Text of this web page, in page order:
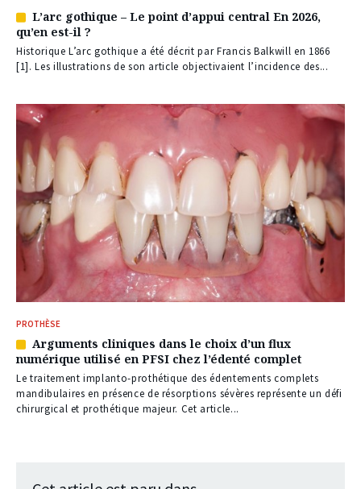
Article
réservé
à
nos
L’arc gothique – Le point d’appui central En 2026,
qu’en est-il ?
Historique L’arc gothique a été décrit par Francis Balkwill en 1866
[1]. Les illustrations de son article objectivaient l’incidence des...
PROTHÈSE
Article
réservé
à
nos
abonnés
Arguments cliniques dans le choix d’un flux
numérique utilisé en PFSI chez l’édenté complet
Le traitement implanto-prothétique des édentements complets
mandibulaires en présence de résorptions sévères représente un défi
chirurgical et prothétique majeur. Cet article...